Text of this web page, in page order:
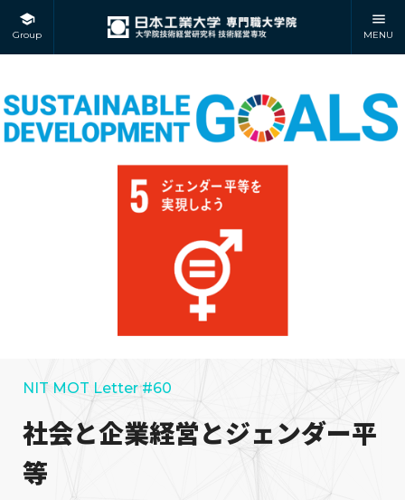
Group MENU
NIT MOT Letter #60
社会と企業経営とジェンダー平
等